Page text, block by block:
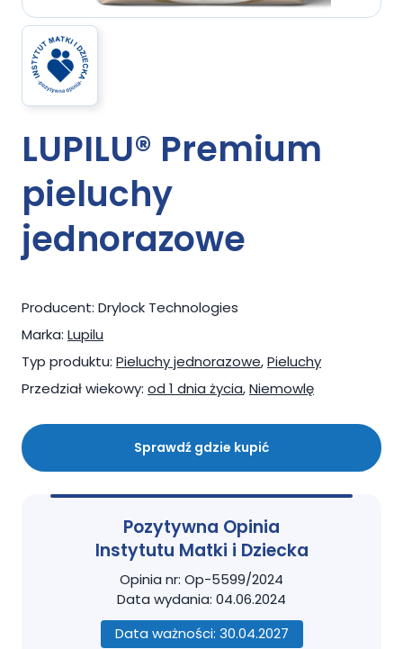
LUPILU® Premium
pieluchy
jednorazowe
Producent: Drylock Technologies
Marka: Lupilu
Typ produktu: Pieluchy jednorazowe,Pieluchy
Przedział wiekowy: od 1 dnia życia,Niemowlę
Sprawdź gdzie kupić
Pozytywna Opinia
Instytutu Matki i Dziecka
Opinia nr: Op-5599/2024
Data wydania: 04.06.2024
Data ważności: 30.04.2027